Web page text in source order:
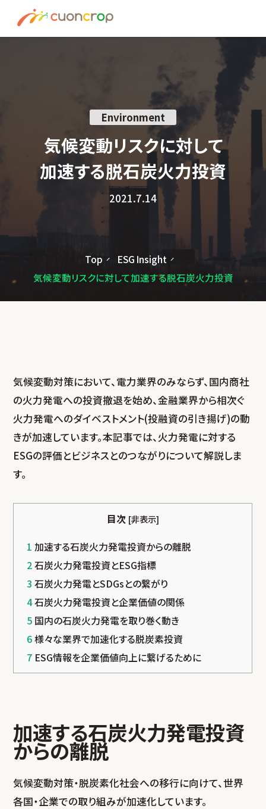
Recruit
資料請求はこちら
お問い合わせ
Environment
気候変動リスクに対して
加速する脱石炭火力投資
2021.7.14
Top
ESG Insight
気候変動リスクに対して加速する脱石炭火力投資
気候変動対策において、電力業界のみならず、国内商社
の火力発電への投資撤退を始め、金融業界から相次ぐ
火力発電へのダイベストメント(投融資の引き揚げ)の動
きが加速しています。本記事では、火力発電に対する
ESGの評価とビジネスとのつながりについて解説しま
す。
目次 [非表示]
1 加速する石炭火力発電投資からの離脱
2石炭火力発電投資とESG指標
3 石炭火力発電とSDGsとの繋がり
4石炭火力発電投資と企業価値の関係
5国内の石炭火力発電を取り巻く動き
6様々な業界で加速化する脱炭素投資
7ESG情報を企業価値向上に繋げるために
加速する石炭火力発電投資
からの離脱
気候変動対策・脱炭素化社会への移行に向けて、世界
各国・企業での取り組みが加速化しています。